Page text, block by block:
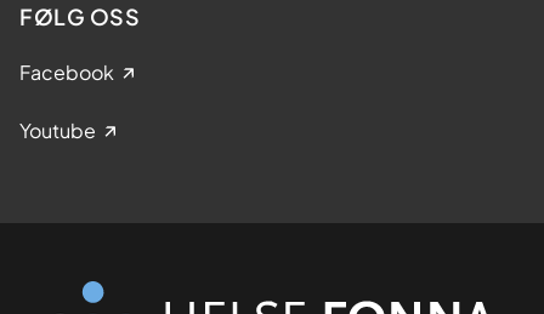
FØLG OSS
Facebook
Youtube